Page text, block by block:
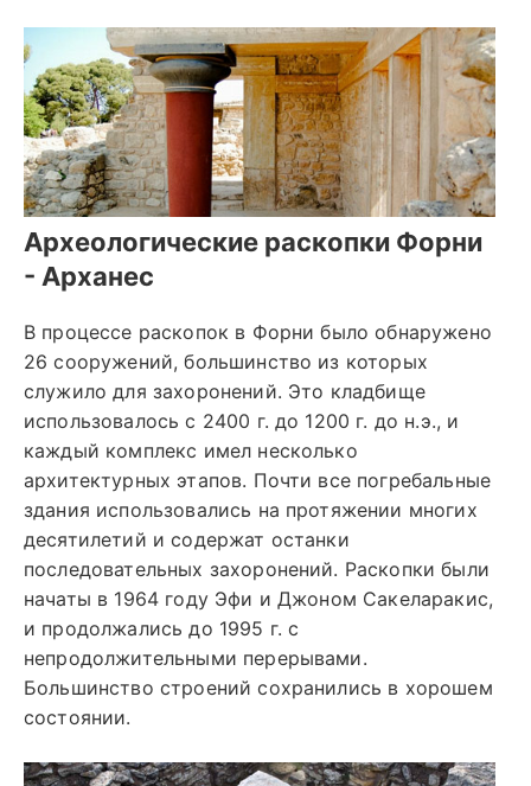
Археологические раскопки Форни
- Арханес
В процессе раскопок в Форни было обнаружено
26 сооружений, большинство из которых
служило для захоронений. Это кладбище
использовалось с 2400 г. до 1200 г. до н.э., и
каждый комплекс имел несколько
архитектурных этапов. Почти все погребальные
здания использовались на протяжении многих
десятилетий и содержат останки
последовательных захоронений. Раскопки были
начаты в 1964 году Эфи и Джоном Сакеларакис,
и продолжались до 1995 г. с
непродолжительными перерывами.
Большинство строений сохранились в хорошем
состоянии.